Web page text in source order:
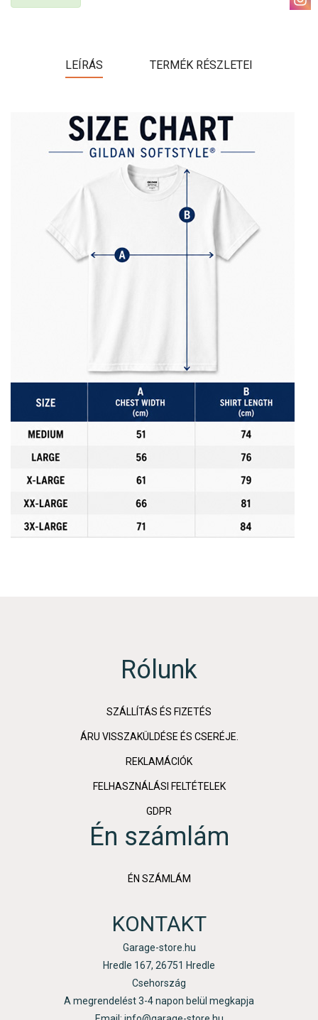
LEÍRÁS TERMÉK RÉSZLETEI
Rólunk
SZÁLLÍTÁS ÉS FIZETÉS
ÁRU VISSZAKÜLDÉSE ÉS CSERÉJE.
REKLAMÁCIÓK
FELHASZNÁLÁSI FELTÉTELEK
GDPR
Én számlám
ÉN SZÁMLÁM
KONTAKT
Garage-store.hu
Hredle 167, 26751 Hredle
Csehország
A megrendelést 3-4 napon belül megkapja